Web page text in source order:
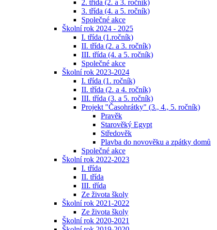
2. třída (2. a 3. ročník)
3. třída (4. a 5. ročník)
Společné akce
Školní rok 2024 - 2025
I. třída (1.ročník)
II. třída (2. a 3. ročník)
III. třída (4. a 5. ročník)
Společné akce
Školní rok 2023-2024
I. třída (1. ročník)
II. třída (2. a 4. ročník)
III. třída (3. a 5. ročník)
Projekt "Časohrátky" (3., 4., 5. ročník)
Pravěk
Starověký Egypt
Středověk
Plavba do novověku a zpátky domů
Společné akce
Školní rok 2022-2023
I. třída
II. třída
III. třída
Ze života školy
Školní rok 2021-2022
Ze života školy
Školní rok 2020-2021